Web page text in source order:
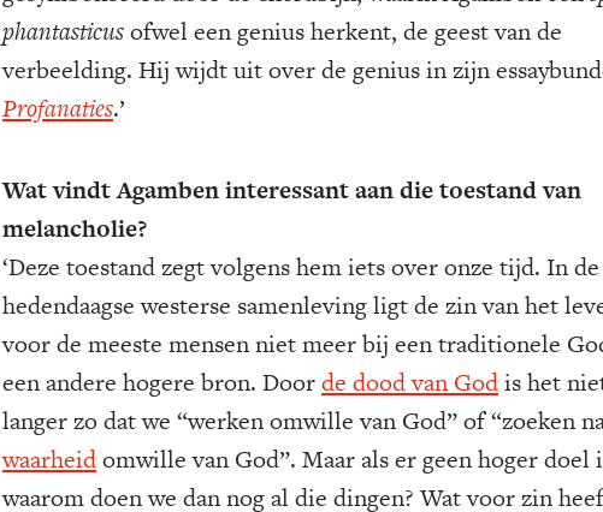
phantasticusofwel een genius herkent, de geest van de
verbeelding. Hij wijdt uit over de genius in zijn
Profanaties.’
Wat vindt Agamben interessant aan die toestand van
melancholie?
‘Deze toestand zegt volgens hem iets over onze tijd. In de
hedendaagse westerse samenleving ligt de zin van het
voor de meeste mensen niet meer bij een traditionele
een andere hogere bron. Doorde dood van Godis het
langer zo dat we “werken omwille van God” of “zoeken
waarheidomwille van God”. Maar als er geen hoger doel
waarom doen we dan nog al die dingen? Wat voor zin